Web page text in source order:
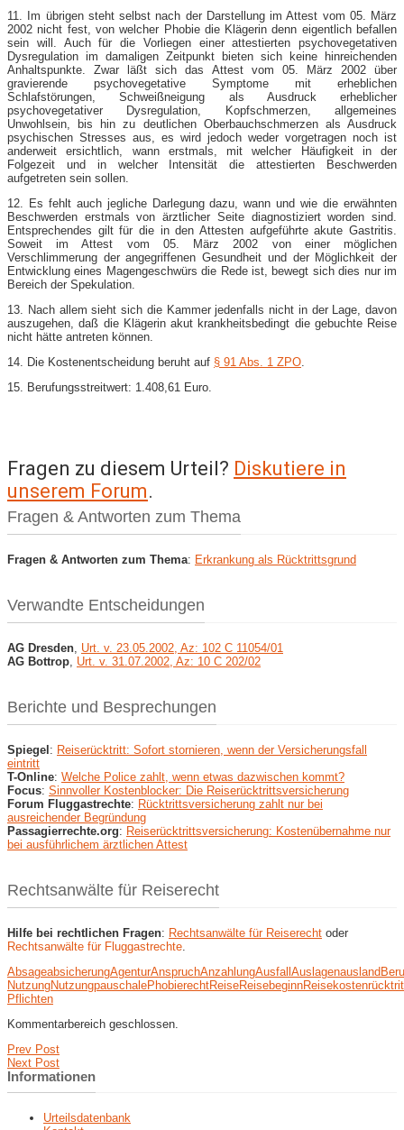
11. Im übrigen steht selbst nach der Darstellung im Attest vom 05. März
2002 nicht fest, von welcher Phobie die Klägerin denn eigentlich befallen
sein will. Auch für die Vorliegen einer attestierten psychovegetativen
Dysregulation im damaligen Zeitpunkt bieten sich keine hinreichenden
Anhaltspunkte. Zwar läßt sich das Attest vom 05. März 2002 über
gravierende psychovegetative Symptome mit erheblichen
Schlafstörungen, Schweißneigung als Ausdruck erheblicher
psychovegetativer Dysregulation, Kopfschmerzen, allgemeines
Unwohlsein, bis hin zu deutlichen Oberbauchschmerzen als Ausdruck
psychischen Stresses aus, es wird jedoch weder vorgetragen noch ist
anderweit ersichtlich, wann erstmals, mit welcher Häufigkeit in der
Folgezeit und in welcher Intensität die attestierten Beschwerden
aufgetreten sein sollen.
12. Es fehlt auch jegliche Darlegung dazu, wann und wie die erwähnten
Beschwerden erstmals von ärztlicher Seite diagnostiziert worden sind.
Entsprechendes gilt für die in den Attesten aufgeführte akute Gastritis.
Soweit im Attest vom 05. März 2002 von einer möglichen
Verschlimmerung der angegriffenen Gesundheit und der Möglichkeit der
Entwicklung eines Magengeschwürs die Rede ist, bewegt sich dies nur im
Bereich der Spekulation.
13. Nach allem sieht sich die Kammer jedenfalls nicht in der Lage, davon
auszugehen, daß die Klägerin akut krankheitsbedingt die gebuchte Reise
nicht hätte antreten können.
14. Die Kostenentscheidung beruht auf § 91 Abs. 1 ZPO
15. Berufungsstreitwert: 1.408,61 Euro.
Fragen zu diesem Urteil? Diskutiere in
unserem Forum.
Fragen & Antworten zum Thema
Fragen & Antworten zum Thema: Erkrankung als Rücktrittsgrund
Verwandte Entscheidungen
AG Dresden Urt. v. 23.05.2002, Az: 102 C 11054/01
AG Bottrop Urt. v. 31.07.2002, Az: 10 C 202/02
Berichte und Besprechungen
Spiegel: Reiserücktritt: Sofort stornieren, wenn der Versicherungsfall
eintritt
T-Online: Welche Police zahlt, wenn etwas dazwischen kommt?
Focus: Sinnvoller Kostenblocker: Die Reiserücktrittsversicherung
Forum Fluggastrechte: Rücktrittsversicherung zahlt nur bei
ausreichender Begründung
Passagierrechte.org: Reiserücktrittsversicherung: Kostenübernahme nur
bei ausführlichem ärztlichen Attest
Rechtsanwälte für Reiserecht
Hilfe bei rechtlichen Fragen: Rechtsanwälte für Reiserecht oder
Rechtsanwälte für Fluggastrechte
AbsageabsicherungAgenturAnspruchAnzahlungAusfallAuslagenausland
NutzungNutzungpauschalePhobierechtReiseReisebeginn
Pflichten
Kommentarbereich geschlossen.
Prev Post
Next Post
Informationen
Urteilsdatenbank